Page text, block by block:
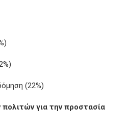
(22%)
για την προστασία